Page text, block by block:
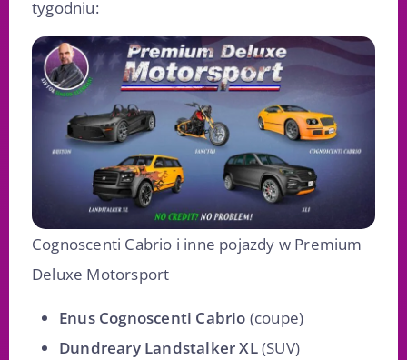
tygodniu:
Cognoscenti Cabrio i inne pojazdy w Premium
Deluxe Motorsport
Enus Cognoscenti Cabrio (coupe)
Dundreary Landstalker XL(SUV)